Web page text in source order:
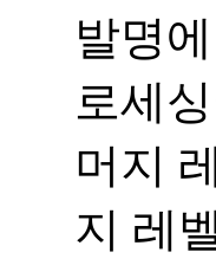
발명
로세
머지
지 레